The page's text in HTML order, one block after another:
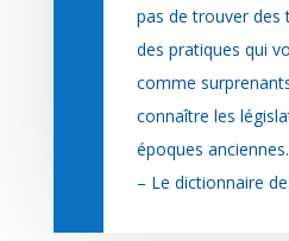
pas de trouver des
des pratiques qui
comme
connaître les
époques anciennes.
– Le dictionnaire